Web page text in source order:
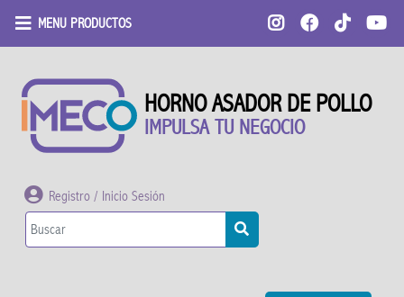
MENU PRODUCTOS
HORNO ASADOR DE POLLO
IMPULSA TU NEGOCIO
Registro / Inicio Sesión